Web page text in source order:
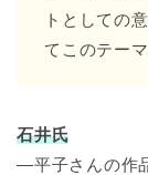
トとしての
てこのテー
石井氏
―平子さんの作